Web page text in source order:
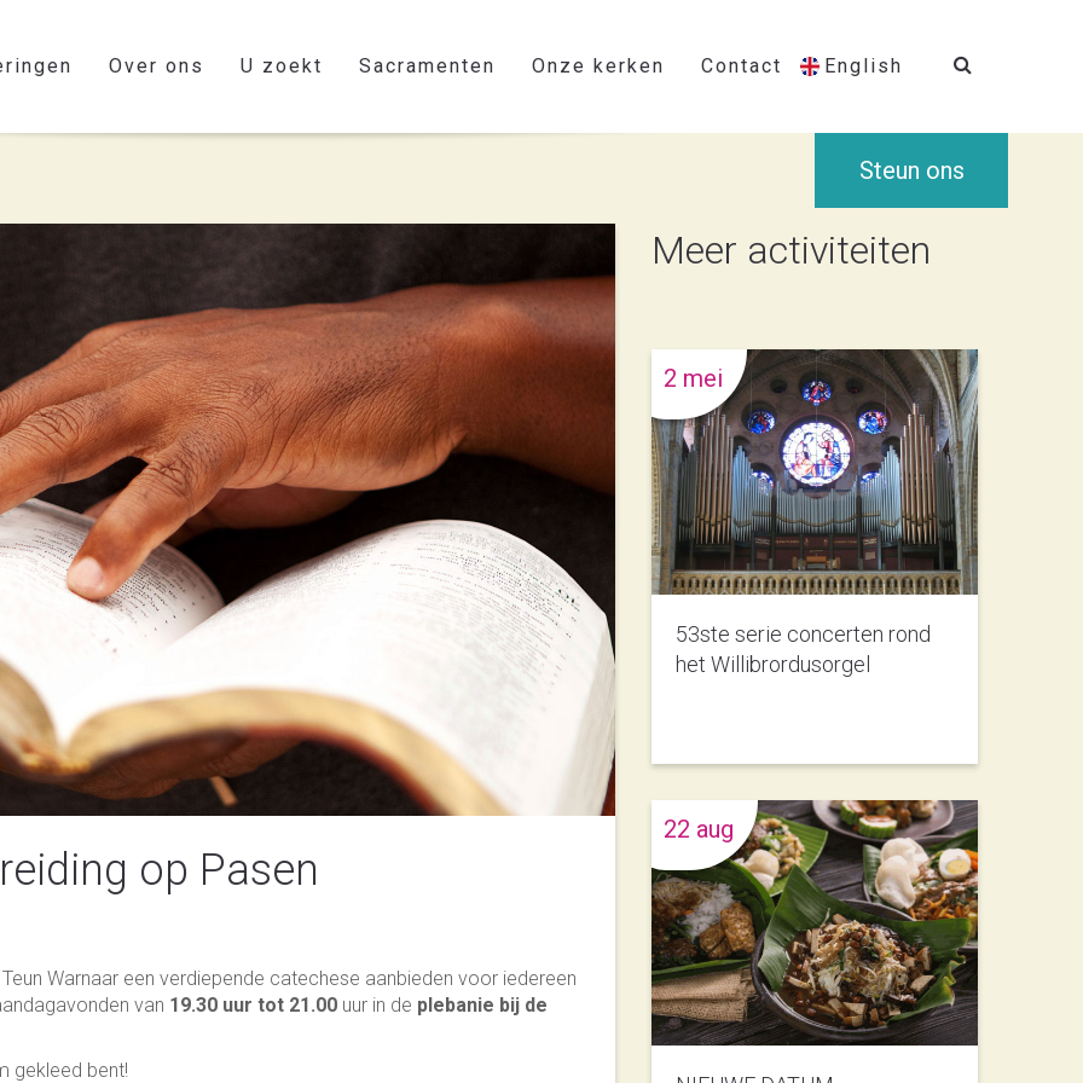
Over ons U zoekt Sacramenten Onze kerken Contact English
Steun ons
op Pasen
Warnaar een verdiepende catechese aanbieden voor iedereen
van 19.30 uur tot 21.00 uur in de plebanie bij de
gekleed bent!
Meer activiteiten
53ste serie concerten rond
het Willibrordusorgel
2 mei
22 aug